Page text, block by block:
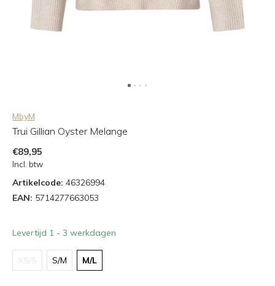
MbyM
Trui Gillian Oyster Melange
€89,95
Incl. btw
Artikelcode: 46326994
EAN: 5714277663053
Levertijd 1 - 3 werkdagen
XS/S S/M M/L